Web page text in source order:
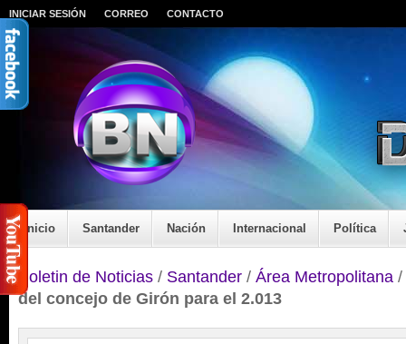
INICIAR SESIÓN CORREO CONTACTO
Inicio Santander Nación Internacional Política
Boletin de Noticias / Santander / Área Metropolitana /
del concejo de Girón para el 2.013